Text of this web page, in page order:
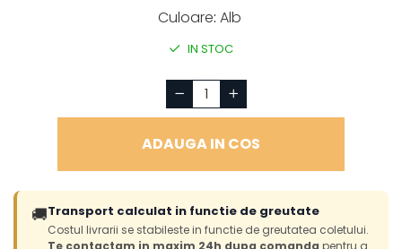
Culoare: Alb
IN STOC
ADAUGA IN COS
🚚Transport calculat in functie de greutate
Costul livrarii se stabileste in functie de greutatea coletului.